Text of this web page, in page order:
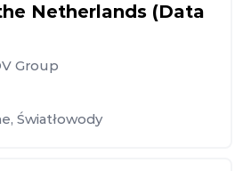
Netherlands (Data
Group
, Światłowody